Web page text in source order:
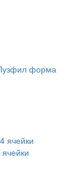
форма
ячейки